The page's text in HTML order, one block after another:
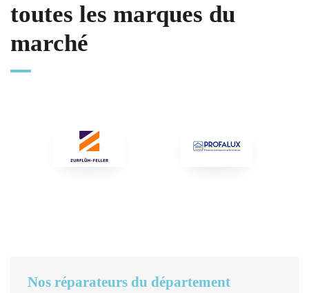
toutes les marques du
marché
Nos réparateurs du département